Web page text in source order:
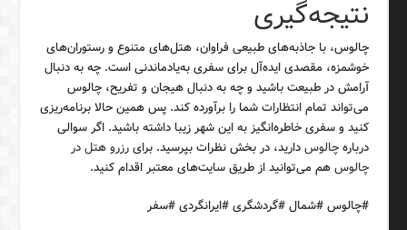
نتیجه‌گیری
چالوس، با جاذبه‌های طبیعی فراوان، هتل‌های متنوع و رستوران‌های
خوشمزه، مقصدی ایده‌آل برای سفری به‌یادماندنی است. چه به دنبال
آرامش در طبیعت باشید و چه به دنبال هیجان و تفریح، چالوس
می‌تواند تمام انتظارات شما را برآورده کند. پس همین حالا برنامه‌ریزی
کنید و سفری خاطره‌انگیز به این شهر زیبا داشته باشید. اگر سوالی
دربارهچالوسدارید، در بخش نظرات بپرسید. برایرزرو هتل در
چالوسهم می‌توانید از طریق سایت‌های معتبر اقدام کنید.
#چالوس #شمال #گردشگری #ایرانگردی #سفر